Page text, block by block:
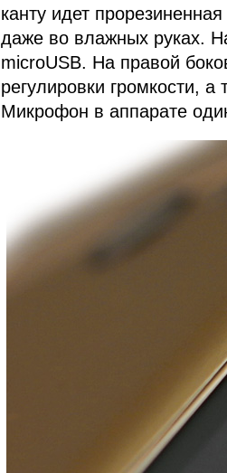
канту идет
даже во влажных руках.
microUSB. На правой
регулировки громкости,
Микрофон в аппарате